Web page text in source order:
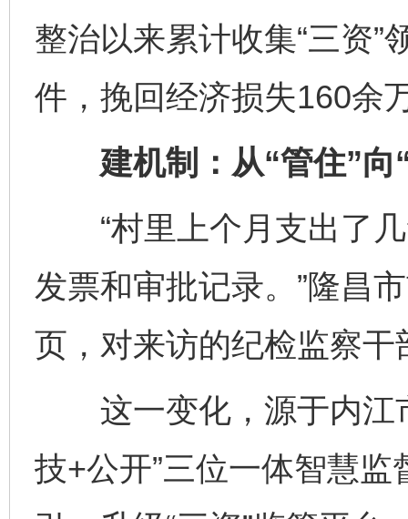
整治以来累计收集“三资
件，挽回经济损失160余
建机制：从“管住”向“
“村里上个月支出了几
发票和审批记录。”隆昌
页，对来访的纪检监察干
这一变化，源于内江
技+公开”三位一体智慧